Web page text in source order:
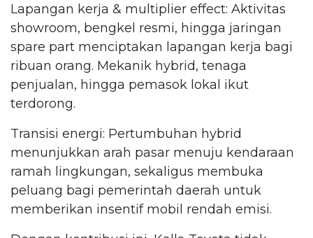
Lapangan kerja & multiplier effect: Aktivitas
showroom, bengkel resmi, hingga jaringan
spare part menciptakan lapangan kerja bagi
ribuan orang. Mekanik hybrid, tenaga
penjualan, hingga pemasok lokal ikut
terdorong.
Transisi energi: Pertumbuhan hybrid
menunjukkan arah pasar menuju kendaraan
ramah lingkungan, sekaligus membuka
peluang bagi pemerintah daerah untuk
memberikan insentif mobil rendah emisi.